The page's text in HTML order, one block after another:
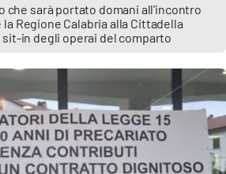
che sarà portato domani all'incontro
Regione Calabria alla Cittadella
in degli operai del comparto